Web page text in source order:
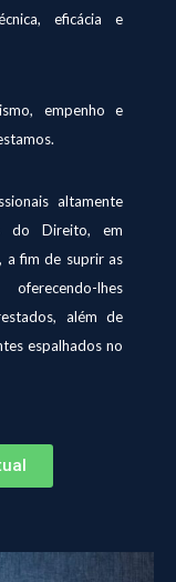
eficácia e
empenho e
altamente
do Direito, em
a fim de suprir as
lhes
além de
espalhados no